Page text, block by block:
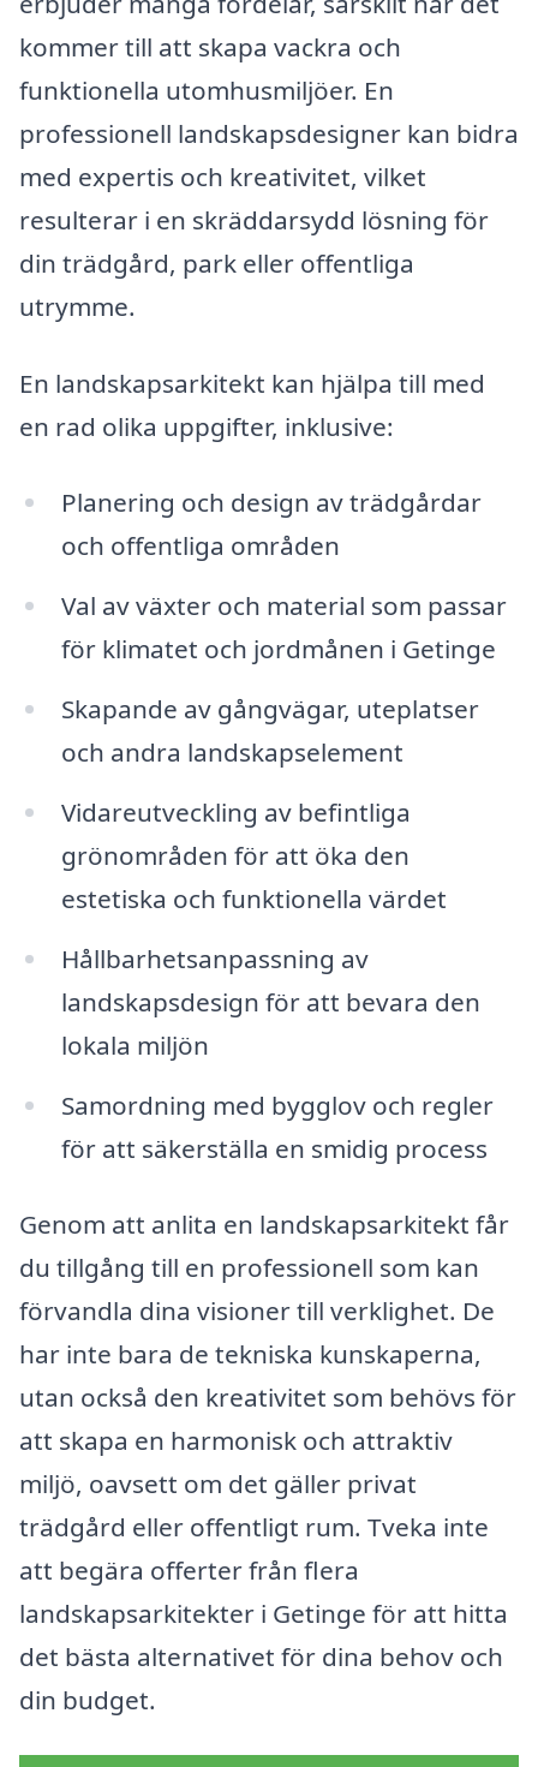
kommer till att skapa vackra och
funktionella utomhusmiljöer. En
professionell landskapsdesigner kan bidra
med expertis och kreativitet, vilket
resulterar i en skräddarsydd lösning för
din trädgård, park eller offentliga
utrymme.
En landskapsarkitekt kan hjälpa till med
en rad olika uppgifter, inklusive:
Planering och design av trädgårdar
och offentliga områden
Val av växter och material som passar
för klimatet och jordmånen i Getinge
Skapande av gångvägar, uteplatser
och andra landskapselement
Vidareutveckling av befintliga
grönområden för att öka den
estetiska och funktionella värdet
Hållbarhetsanpassning av
landskapsdesign för att bevara den
lokala miljön
Samordning med bygglov och regler
för att säkerställa en smidig process
Genom att anlita en landskapsarkitekt får
du tillgång till en professionell som kan
förvandla dina visioner till verklighet. De
har inte bara de tekniska kunskaperna,
utan också den kreativitet som behövs för
att skapa en harmonisk och attraktiv
miljö, oavsett om det gäller privat
trädgård eller offentligt rum. Tveka inte
att begära offerter från flera
landskapsarkitekter i Getinge för att hitta
det bästa alternativet för dina behov och
din budget.